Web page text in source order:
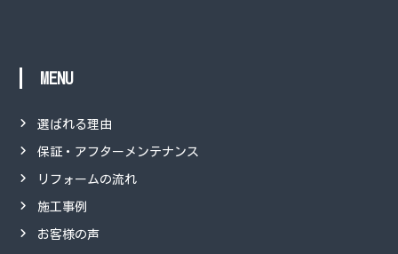
MENU
選ばれる理由
保証・アフターメンテナンス
リフォームの流れ
施工事例
お客様の声